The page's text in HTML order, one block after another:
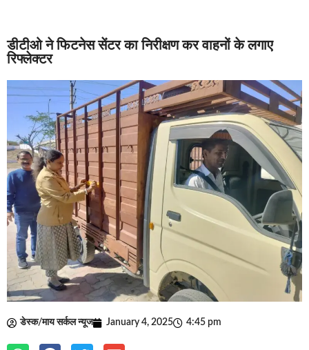
डीटीओ ने फिटनेस सेंटर का निरीक्षण कर वाहनों के लगाए
रिफ्लेक्टर
डेस्क/माय सर्कल न्यूज January 4, 2025 4:45 pm